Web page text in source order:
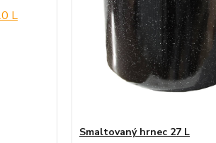
Smaltovaný hrnec 27 L